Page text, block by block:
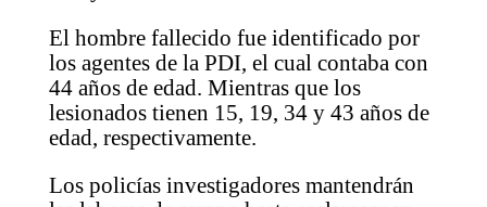
El hombre fallecido fue identificado por
los agentes de la PDI, el cual contaba con
44 años de edad. Mientras que los
lesionados tienen 15, 19, 34 y 43 años de
edad, respectivamente.
Los policías investigadores mantendrán